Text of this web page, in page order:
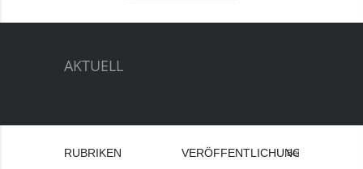
AKTUELL
RUBRIKEN
VERÖFFENTLICHUNGEN
Bei